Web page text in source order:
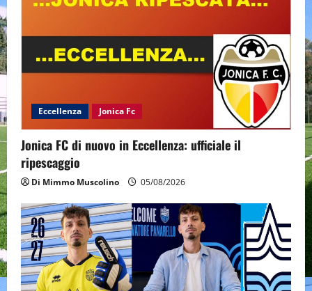
Eccellenza Jonica Fc
Jonica FC di nuovo in Eccellenza: ufficiale il
ripescaggio
Di Mimmo Muscolino 05/08/2026